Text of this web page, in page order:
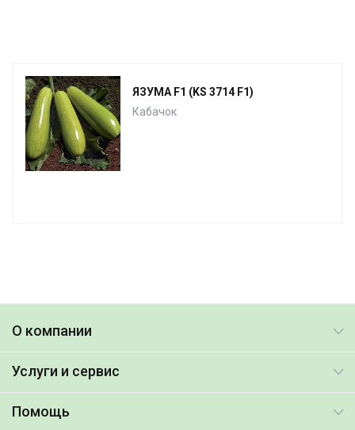
ЯЗУМА F1 (KS 3714 F1)
Кабачок
О компании
Услуги и сервис
Помощь